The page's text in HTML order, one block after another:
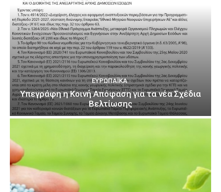
ΕΥΡΩΠΑΪΚΆ
Υπεγράφη η Κοινή Απόφαση για τα νέα Σχέδια
Βελτίωσης